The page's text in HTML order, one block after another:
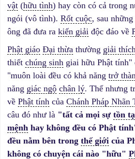
vật (hữu tình) hay còn có cả trong
ngói (vô tình). Rốt cuộc, sau
ông đã đưa ra kiến giải độc đáo về
Phật giáo Đại thừa thường giải
thiết chúng sinh giai hữu Phật tính"
"muôn loài đều có khả năng trở
năng giác ngộ chân lý. Thế nhưng
về Phật tính của Chánh Pháp Nhãn
câu đó như là "tất cả mọi sự tồn
mệnh hay không đều có Phật
đều nằm bên trong thế giới của
không có chuyện cái nào "hữu"